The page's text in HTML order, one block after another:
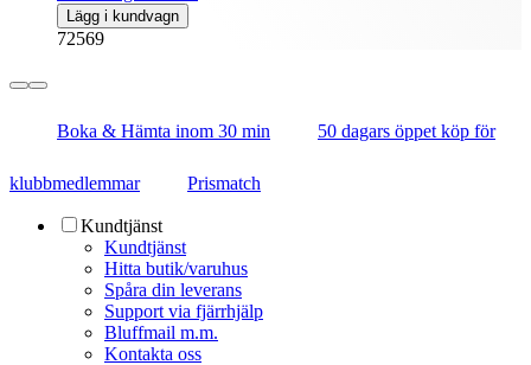
Lägg i kundvagn
72569
Boka & Hämta inom 30 min 50 dagars öppet köp för
klubbmedlemmar Prismatch
Kundtjänst
Kundtjänst
Hitta butik/varuhus
Spåra din leverans
Support via fjärrhjälp
Bluffmail m.m.
Kontakta oss